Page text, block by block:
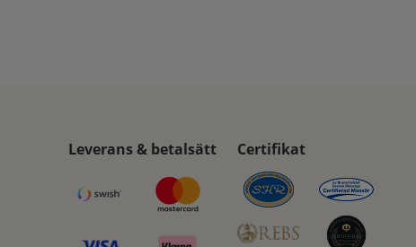
Leverans & betalsätt Certifikat